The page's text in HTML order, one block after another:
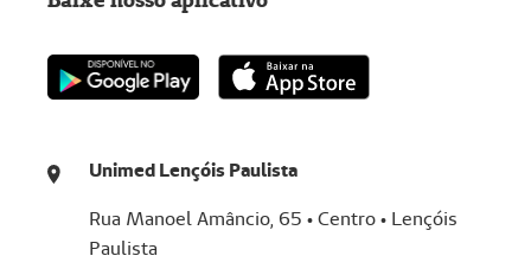
Unimed Lençóis Paulista
Rua Manoel Amâncio, 65 • Centro • Lençóis
Paulista